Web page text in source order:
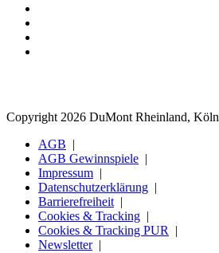
Copyright 2026 DuMont Rheinland, Köln
AGB
AGB Gewinnspiele
Impressum
Datenschutzerklärung
Barrierefreiheit
Cookies & Tracking
Cookies & Tracking PUR
Newsletter